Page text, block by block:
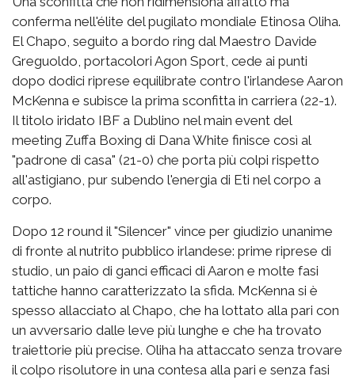
conferma nell'élite del pugilato mondiale Etinosa Oliha.
El Chapo, seguito a bordo ring dal Maestro Davide
Greguoldo, portacolori Agon Sport, cede ai punti
dopo dodici riprese equilibrate contro l'irlandese Aaron
McKenna e subisce la prima sconfitta in carriera (22-1).
Il titolo iridato IBF a Dublino nel main event del
meeting Zuffa Boxing di Dana White finisce così al
"padrone di casa" (21-0) che porta più colpi rispetto
all'astigiano, pur subendo l'energia di Eti nel corpo a
corpo.
Dopo 12 round il "Silencer" vince per giudizio unanime
di fronte al nutrito pubblico irlandese: prime riprese di
studio, un paio di ganci efficaci di Aaron e molte fasi
tattiche hanno caratterizzato la sfida. McKenna si è
spesso allacciato al Chapo, che ha lottato alla pari con
un avversario dalle leve più lunghe e che ha trovato
traiettorie più precise. Oliha ha attaccato senza trovare
il colpo risolutore in una contesa alla pari e senza fasi